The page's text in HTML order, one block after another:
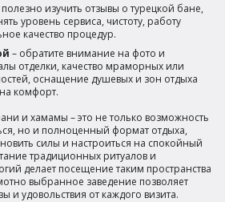
полезно изучить отзывы о турецкой бане,
уровень сервиса, чистоту, работу
качество процедур.
– обратите внимание на фото и
отделки, качество мраморных или
оснащение душевых и зон отдыха
комфорт.
и хамамы – это не только возможность
но и полноценный формат отдыха,
силы и настроиться на спокойный
традиционных ритуалов и
делает посещение таким пространства
выбранное заведение позволяет
и удовольствия от каждого визита.